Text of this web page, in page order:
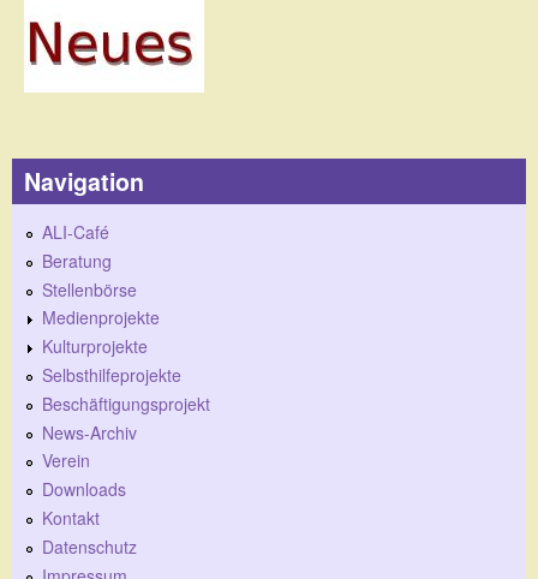
Navigation
ALI-Café
Beratung
Stellenbörse
Medienprojekte
Kulturprojekte
Selbsthilfeprojekte
Beschäftigungsprojekt
News-Archiv
Verein
Downloads
Kontakt
Datenschutz